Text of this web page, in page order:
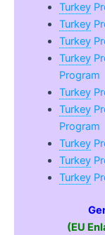
Turkey
Turkey
Turkey
Turkey
Program
Turkey
Turkey
Program
Turkey
Turkey
Turkey
(EU